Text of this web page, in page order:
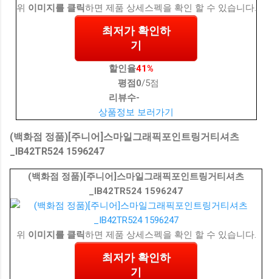
위 이미지를 클릭하면 제품 상세스펙을 확인 할 수 있습니다.
최저가 확인하
기
할인율41%
평점 0/5점
리뷰수-
상품정보 보러가기
(백화점 정품)[주니어]스마일그래픽포인트링거티셔츠
_IB42TR524 1596247
(백화점 정품)[주니어]스마일그래픽포인트링거티셔츠
_IB42TR524 1596247
위 이미지를 클릭하면 제품 상세스펙을 확인 할 수 있습니다.
최저가 확인하
기